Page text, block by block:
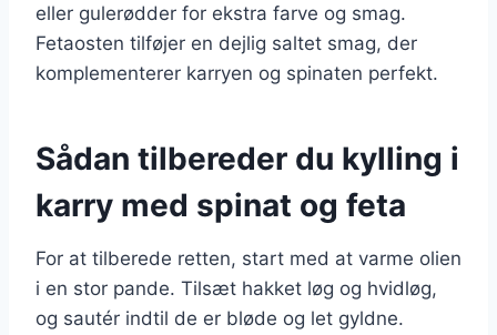
eller gulerødder for ekstra farve og smag.
Fetaosten tilføjer en dejlig saltet smag, der
komplementerer karryen og spinaten perfekt.
Sådan tilbereder du kylling i
karry med spinat og feta
For at tilberede retten, start med at varme olien
i en stor pande. Tilsæt hakket løg og hvidløg,
og sautér indtil de er bløde og let gyldne.